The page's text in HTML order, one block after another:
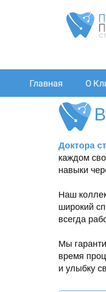
Главная О
Доктора
каждом
навыки
Наш
широкий
всегда
Мы
время
и улыбку